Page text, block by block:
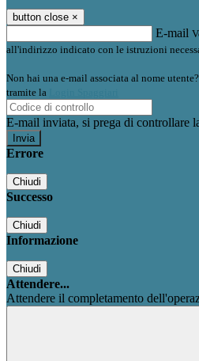
button close ×
E-mail
all'indirizzo indicato con le istruzioni
Non hai una e-mail associata al nome
tramite la
E-mail inviata, si prega di controllare
Errore
Chiudi
Successo
Chiudi
Informazione
Chiudi
Attendere...
Attendere il completamento